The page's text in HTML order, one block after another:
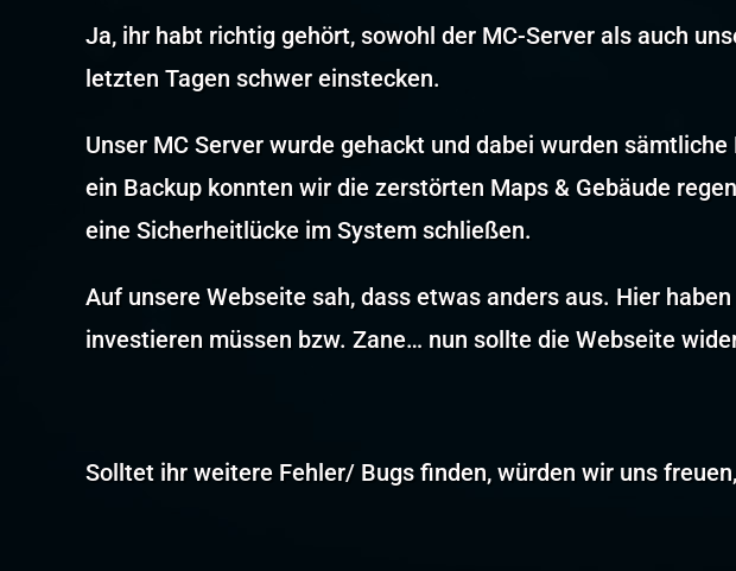
Ja, ihr habt richtig gehört, sowohl der MC-Server als auch
letzten Tagen schwer einstecken.
Unser MC Server wurde gehackt und dabei wurden
ein Backup konnten wir die zerstörten Maps & Gebäude
eine Sicherheitlücke im System schließen.
Auf unsere Webseite sah, dass etwas anders aus. Hier
investieren müssen bzw. Zane… nun sollte die Webseite
Solltet ihr weitere Fehler/ Bugs finden, würden wir uns